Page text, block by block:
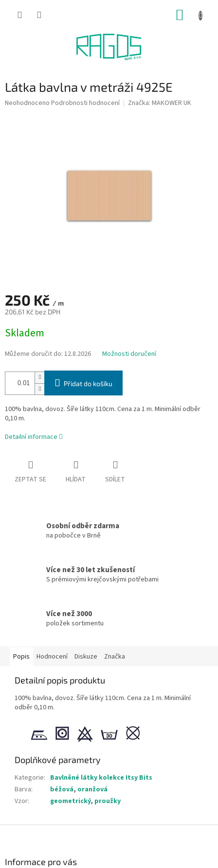
Látka bavlna v metráži 4925E
Průměrné
Neohodnoceno Podrobnosti hodnocení Značka: MAKOWER UK
250 Kč / m
206,61 Kč bez DPH
cena:
Skladem
Můžeme doručit do: 12.8.2026 Možnosti doručení
Přidat do košíku
100% bavlna, dovoz. Šíře látky 110cm. Cena za 1 m. Minimální odběr
0,10 m.
Detailní informace
ZEPTAT SE HLÍDAT SDÍLET
Osobní odběr zdarma
na pobočce v Brně
Více než 30 let zkušeností
S prémiovými krejčovskými potřebami
Více než 3000
položek sortimentu
Popis Hodnocení Diskuze Značka
Detailní popis produktu
100% bavlna, dovoz. Šíře látky 110cm. Cena za 1 m. Minimální
odběr 0,10 m.
Doplňkové parametry
Kategorie: Bavlněné látky kolekce Itsy Bits
Barva: béžová, oranžová
Vzor: geometrický, proužky
Informace pro vás